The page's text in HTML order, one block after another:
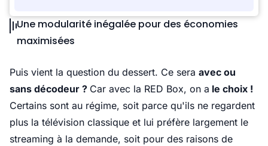
Une modularité inégalée pour des économies
maximisées
Puis vient la question du dessert. Ce sera avec ou
sans décodeur ? Car avec la RED Box, on a le choix !
Certains sont au régime, soit parce qu'ils ne regardent
plus la télévision classique et lui préfère largement le
streaming à la demande, soit pour des raisons de